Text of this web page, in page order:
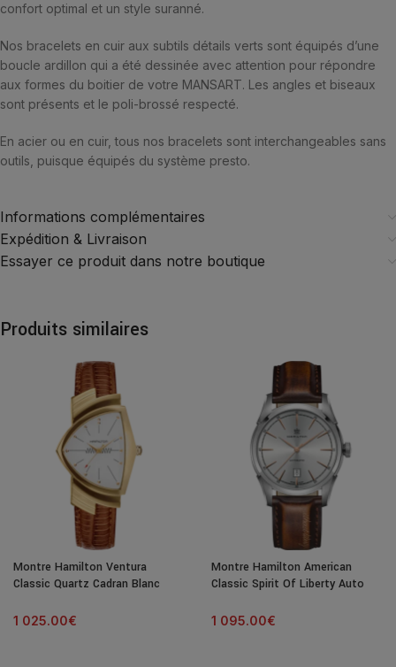
confort optimal et un style suranné.
Nos bracelets en cuir aux subtils détails verts sont équipés d’une
boucle ardillon qui a été dessinée avec attention pour répondre
aux formes du boitier de votre MANSART. Les angles et biseaux
sont présents et le poli-brossé respecté.
En acier ou en cuir, tous nos bracelets sont interchangeables sans
outils, puisque équipés du système presto.
Informations complémentaires
Expédition & Livraison
Essayer ce produit dans notre boutique
Produits similaires
Montre Hamilton Ventura
Classic Quartz Cadran Blanc
1 025.00€
Montre Hamilton American
Classic Spirit Of Liberty Auto
42MM
1 095.00€